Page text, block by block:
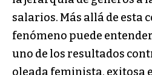
salarios. Más allá de esta
fenómeno puede
uno de los resultados
oleada feminista, exitosa